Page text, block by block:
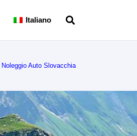
Italiano
Noleggio Auto Slovacchia